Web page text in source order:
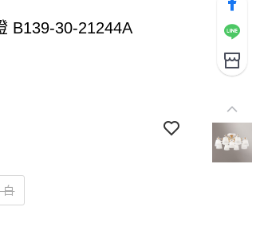
B139-30-21244A
白